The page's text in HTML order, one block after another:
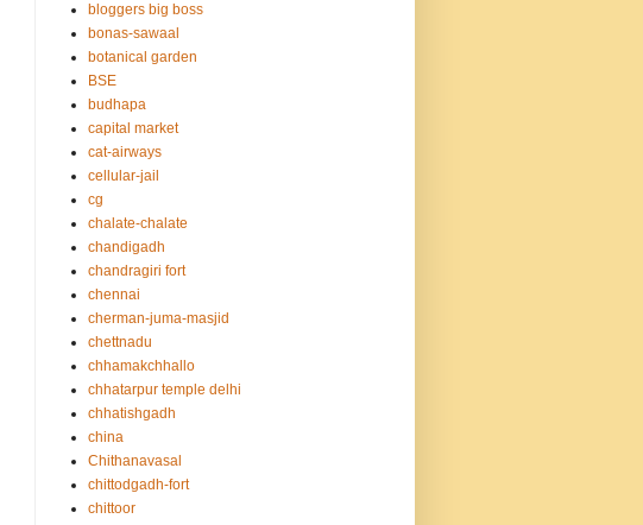
bloggers big boss
bonas-sawaal
botanical garden
BSE
budhapa
capital market
cat-airways
cellular-jail
cg
chalate-chalate
chandigadh
chandragiri fort
chennai
cherman-juma-masjid
chettnadu
chhamakchhallo
chhatarpur temple delhi
chhatishgadh
china
Chithanavasal
chittodgadh-fort
chittoor